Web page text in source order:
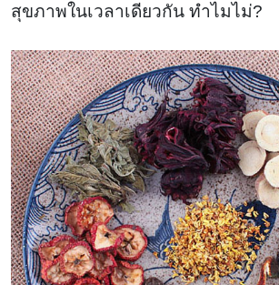
สุขภาพในเวลาเดียวกัน ทำไมไม่?